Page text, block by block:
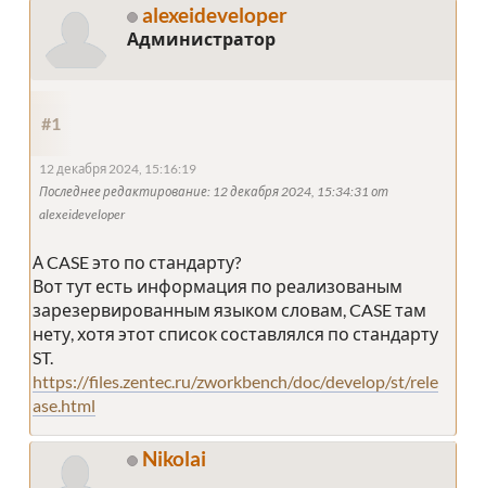
alexeideveloper
Администратор
#1
12 декабря 2024, 15:16:19
Последнее редактирование: 12 декабря 2024, 15:34:31 от
alexeideveloper
А CASE это по стандарту?
Вот тут есть информация по реализованым
зарезервированным языком словам, CASE там
нету, хотя этот список составлялся по стандарту
ST.
https://files.zentec.ru/zworkbench/doc/develop/st/rele
ase.html
Nikolai